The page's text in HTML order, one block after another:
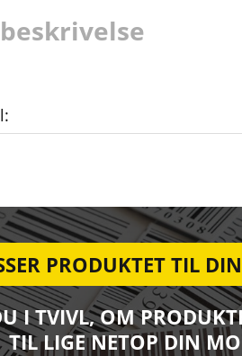
PRODUKTET TIL
I TVIVL, OM
TIL LIGE NETOP DIN